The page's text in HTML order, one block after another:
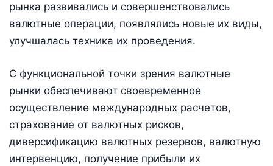
рынка развивались и совершенствовались
валютные операции, появлялись новые их виды,
улучшалась техника их проведения.
С функциональной точки зрения валютные
рынки обеспечивают своевременное
осуществление международных расчетов,
страхование от валютных рисков,
диверсификацию валютных резервов, валютную
интервенцию, получение прибыли их